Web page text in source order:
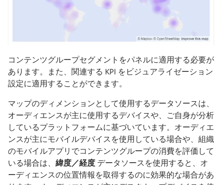
コンテンツグループセグメントをパネルに適用する必要が
あります。また、関連する KPI をビジュアライゼーション
設定に適用することができます。
マップのディメンションとして使用するデータソースは、
オーディエンスが主に使用するデバイスや、ご自身が分析
しているプラットフォームに基づいています。オーディエ
ンスが主にモバイルデバイスを使用している場合や、組織
のモバイルアプリでコンテンツグループの消費を評価して
いる場合は、 緯度／経度 データソースを使用すると、オ
ーディエンスの位置情報を取得するのに効果的な場合があ